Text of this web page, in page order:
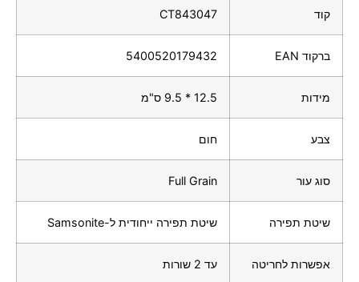
קוד CT843047
ברקוד EAN 5400520179432
מידות 12.5 * 9.5 ס"מ
צבע חום
סוג עור Full Grain
שיטת תפירה שיטת תפירה ייחודית ל-Samsonite
אפשרות לחריטה עד 2 שורות